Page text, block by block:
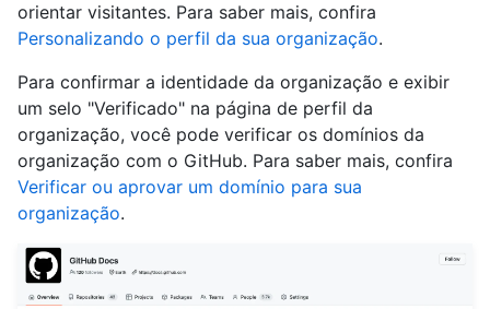
orientar visitantes. Para saber mais, confira
Personalizando o perfil da sua organização.
Para confirmar a identidade da organização e exibir
um selo "Verificado" na página de perfil da
organização, você pode verificar os domínios da
organização com o GitHub. Para saber mais, confira
Verificar ou aprovar um domínio para sua
organização.